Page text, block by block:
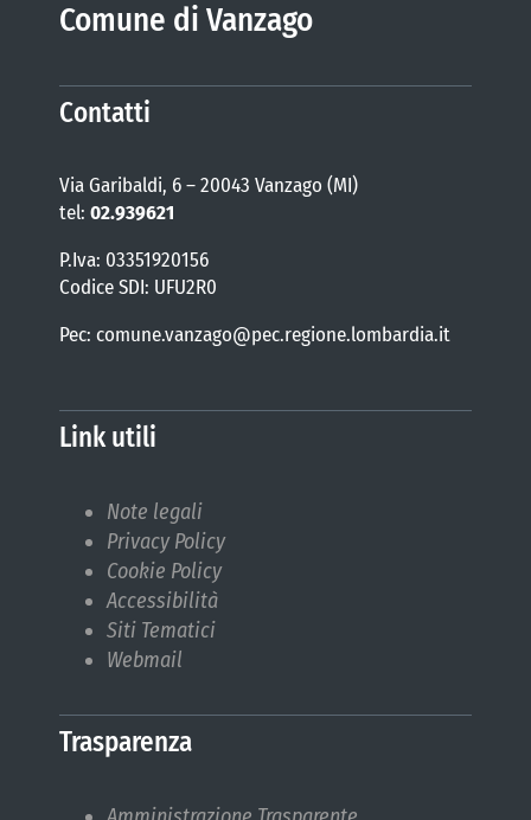
Comune di Vanzago
Contatti
Via Garibaldi, 6 – 20043 Vanzago (MI)
tel: 02.939621
P.Iva: 03351920156
Codice SDI: UFU2R0
Pec: comune.vanzago@pec.regione.lombardia.it
Link utili
Note legali
Privacy Policy
Cookie Policy
Accessibilità
Siti Tematici
Webmail
Trasparenza